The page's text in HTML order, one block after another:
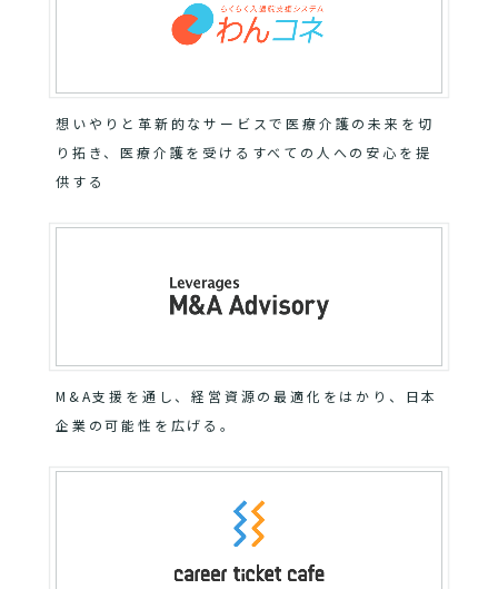
想いやりと革新的なサービスで医療介護の未来を切
り拓き、医療介護を受けるすべての人への安心を提
供する
M&A支援を通し、経営資源の最適化をはかり、日本
企業の可能性を広げる。